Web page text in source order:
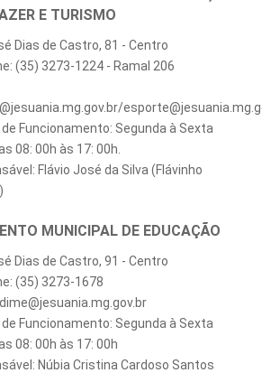
E TURISMO
Dias de Castro, 81 - Centro
(35) 3273-1224 - Ramal 206
de Funcionamento: Segunda à Sexta
08: 00h às 17: 00h.
Flávio José da Silva (Flávinho
MUNICIPAL DE EDUCAÇÃO
Dias de Castro, 91 - Centro
(35) 3273-1678
de Funcionamento: Segunda à Sexta
08: 00h às 17: 00h
Núbia Cristina Cardoso Santos